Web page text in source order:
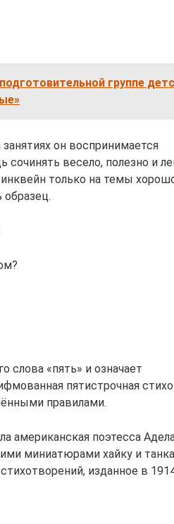
группе
он воспринимается
весело, полезно и
только на темы
слова «пять» и означает
пятистрочная
правилами.
американская поэтесса
миниатюрами хайку и
изданное в 1914